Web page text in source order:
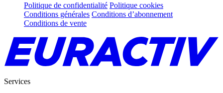
Politique de confidentialité Politique cookies
Conditions générales Conditions d’abonnement
Conditions de vente
Services